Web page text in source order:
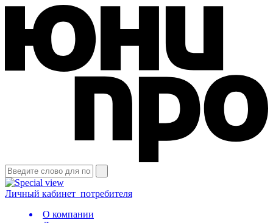
Личный кабинет потребителя
О компании